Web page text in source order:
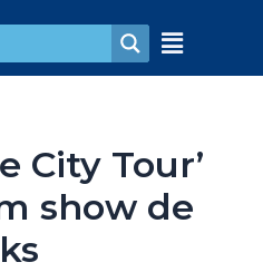
City Tour’
show de